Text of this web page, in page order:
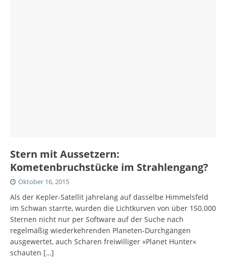
Stern mit Aussetzern:
Kometenbruchstücke im Strahlengang?
Oktober 16, 2015
Als der Kepler-Satellit jahrelang auf dasselbe Himmelsfeld
im Schwan starrte, wurden die Lichtkurven von über 150.000
Sternen nicht nur per Software auf der Suche nach
regelmäßig wiederkehrenden Planeten-Durchgängen
ausgewertet, auch Scharen freiwilliger »Planet Hunter«
schauten […]